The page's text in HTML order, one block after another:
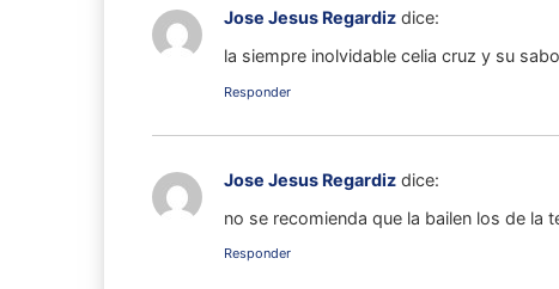
Jose Jesus Regardiz dice:
la siempre inolvidable celia cruz y su
Responder
Jose Jesus Regardiz dice:
no se recomienda que la bailen los de la
Responder